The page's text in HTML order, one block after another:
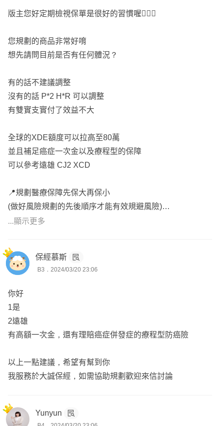
可以拿來規劃提高重大傷病保額到100萬，也就是XDE增加
2. 建議以癌症一次金為主，目前以遠雄的癌症險為主，因
為長期費率便宜哦!
https://finfo.tw/assortments/ad4031bc732882f6
用最少的錢買最大的保障！
複雜的條款我來懂，完整的售後你享受！
🙌網路開發全台都有服務
🚑醫療險專業團隊
👨🏼‍⚖️積極協助客戶申訴及評議
👉如果有需要詳聊我的規劃，請點頭像加LINE一起討論適
合您的實惠有保障的保單!
版主您好定期檢視保單是很好的習慣喔🙋🏻‍♂️
您規劃的商品非常好唷
想先請問目前是否有任何體況？
有的話不建議調整
沒有的話 P*2 H*R 可以調整
有雙實支實付了效益不大
全球的XDE額度可以拉高至80萬
並且補足癌症一次金以及療程型的保障
可以參考遠雄 CJ2 XCD
📍規劃醫療保障先保大再保小
(做好風險規劃的先後順序才能有效規避風險)
📍優先規劃大風險
📍有餘力才規劃小風險
(住院一天xxxx元、定額賠xxxx元 )
—————————————————————
🍔服務於高雄保經代公司
🍔考取15張以上金融證照
🍔車險調解及勞保諮詢
🍔勞動法令及稅務傳承
🍔保險系本科生
...顯示更多
保經慕斯
B3．2024/03/20 23:06
你好
1是
2遠雄
有高額一次金，還有理賠癌症併發症的療程型防癌險
以上一點建議，希望有幫到你
我服務於大誠保經，如需協助規劃歡迎來信討論
Yunyun